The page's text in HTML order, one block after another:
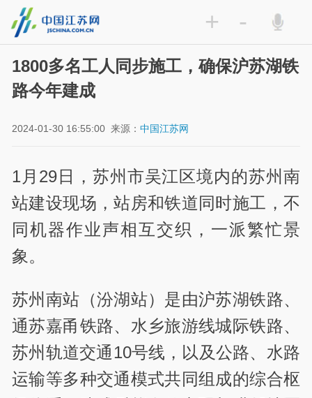
+ -
1800多名工人同步施工，确保沪苏湖铁
路今年建成
2024-01-30 16:55:00 来源：中国江苏网
1月29日，苏州市吴江区境内的苏州南
站建设现场，站房和铁道同时施工，不
同机器作业声相互交织，一派繁忙景
象。
苏州南站（汾湖站）是由沪苏湖铁路、
通苏嘉甬铁路、水乡旅游线城际铁路、
苏州轨道交通10号线，以及公路、水路
运输等多种交通模式共同组成的综合枢